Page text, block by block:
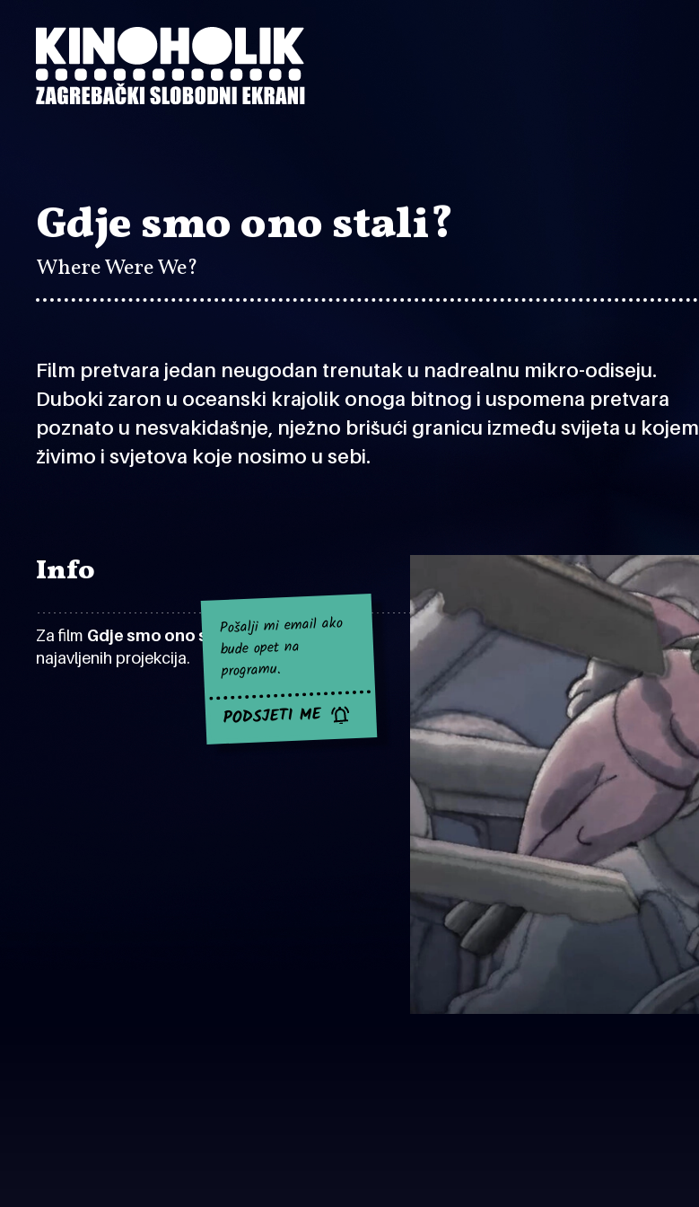
sadržaj
Gdje smo ono stali?
Where Were We?
Film pretvara jedan neugodan trenutak u nadrealnu mikro-odiseju.
Duboki zaron u oceanski krajolik onoga bitnog i uspomena pretvara
poznato u nesvakidašnje, nježno brišući granicu između svijeta u kojem
živimo i svjetova koje nosimo u sebi.
Info
Za film Gdje smo ono stali?za sad nema
najavljenih projekcija.
Pošalji mi email ako
bude opet na
programu.
PODSJETI ME